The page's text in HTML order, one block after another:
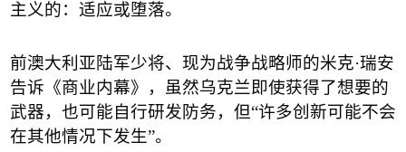
主义的：适应或堕落。
前澳大利亚陆军少将、现为战争战略师的米克·瑞安
告诉《商业内幕》，虽然乌克兰即使获得了想要的
武器，也可能自行研发防务，但“许多创新可能不会
在其他情况下发生”。